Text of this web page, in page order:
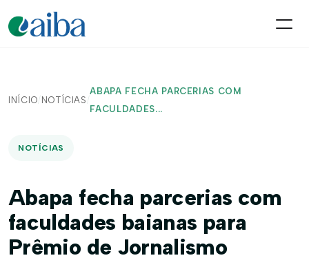
INÍCIO/ NOTÍCIAS /
ABAPA FECHA PARCERIAS COM
FACULDADES...
NOTÍCIAS
Abapa fecha parcerias com
faculdades baianas para
Prêmio de Jornalismo